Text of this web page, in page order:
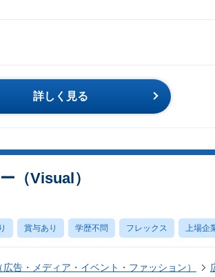
詳しく見る
（Visual）
賞与あり 学歴不問 フレックス 上場企
告・メディア・イベント・ファッション）